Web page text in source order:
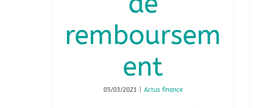
remboursem
ent
05/03/2021 Actus finance